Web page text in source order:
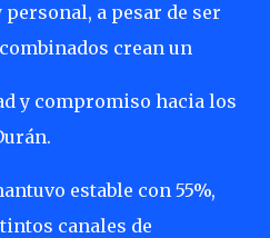
a pesar de ser
crean un
y compromiso hacia los
estable con 55%,
canales de